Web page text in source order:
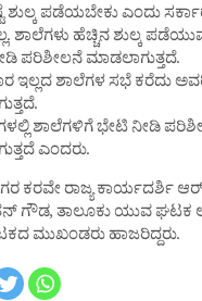
ಶುಲ್ಕ ಪಡೆಯಬೇಕು ಎಂದು
‌ಶಾಲೆಗಳು ಹೆಚ್ಚಿನ ಶುಲ್ಕ
ಪರಿಶೀಲನೆ ಮಾಡಲಾಗುತ್ತದೆ.
‌ಇಲ್ಲದ ಶಾಲೆಗಳ ಸಭೆ ಕರೆದು
ಶಾಲೆಗಳಿಗೆ ಭೇಟಿ ನೀಡಿ
ಎಂದರು.
ಕರವೇ ರಾಜ್ಯ ಕಾರ್ಯದರ್ಶಿ
ಗೌಡ, ತಾಲೂಕು ಯುವ ಘಟಕ
ಮುಖಂಡರು ಹಾಜರಿದ್ದರು.